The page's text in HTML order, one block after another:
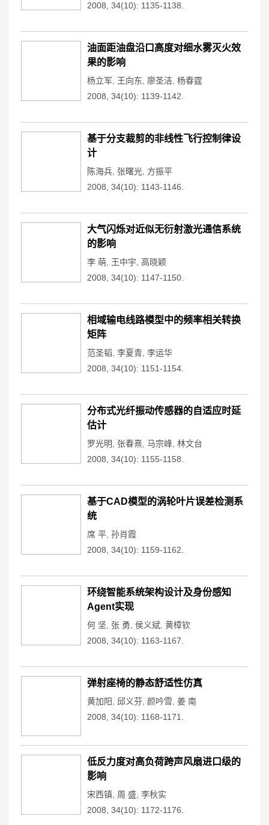
2008, 34(10): 1135-1138.
油面距油盘沿口高度对细水雾灭火效
果的影响
杨立军 王向东 廖圣洁 杨春霆
2008, 34(10): 1139-1142.
基于分支裁剪的非线性飞行控制律设
计
陈海兵 张曙光 方振平
2008, 34(10): 1143-1146.
大气闪烁对近似无衍射激光通信系统
的影响
李 萌 王中宇 高晓颖
2008, 34(10): 1147-1150.
相域输电线路模型中的频率相关转换
矩阵
范圣韬 李夏青 李运华
2008, 34(10): 1151-1154.
分布式光纤振动传感器的自适应时延
估计
罗光明 张春熹 马宗峰 林文台
2008, 34(10): 1155-1158.
基于CAD模型的涡轮叶片误差检测系
统
席 平 孙肖霞
2008, 34(10): 1159-1162.
环绕智能系统架构设计及身份感知
Agent实现
何 坚 张 勇 侯义斌 黄樟钦
2008, 34(10): 1163-1167.
弹射座椅的静态舒适性仿真
黄加阳 邱义芬 颜吟雪 姜 南
2008, 34(10): 1168-1171.
低反力度对高负荷跨声风扇进口级的
影响
宋西镇 周 盛 李秋实
2008, 34(10): 1172-1176.